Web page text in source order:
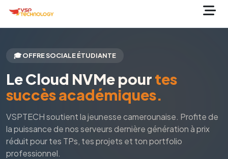
🎓 OFFRE SOCIALE ÉTUDIANTE
Le Cloud NVMe pourtes
succès académiques.
VSPTECH soutient la jeunesse camerounaise. Profite de
la puissance de nos serveurs dernière génération à prix
réduit pour tes TPs, tes projets et ton portfolio
professionnel.